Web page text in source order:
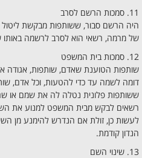
11. סמכות הרשם לסרב
היה הרשם סבור, ששותפות מבקשת
של מרמה, רשאי הוא לסרב לרשמה
12. סמכות בית המשפט
שותפות הטוענת שאדם, שותפות,
דומה לשמה עד כדי להטעות, וכל אדם,
ששותפות פלונית נטלה לה את שמם או
רשאים לבקש מבית המשפט למנוע את
לעשות כן, זולת אם הנדרש להימנע מן
הנדון קודמת.
13. שינוי השם